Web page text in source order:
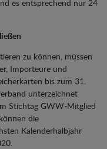
es entsprechend nur 24
zu können, müssen
Importeure und
bis zum 31.
unterzeichnet
Stichtag GWW-Mitglied
die
Kalenderhalbjahr